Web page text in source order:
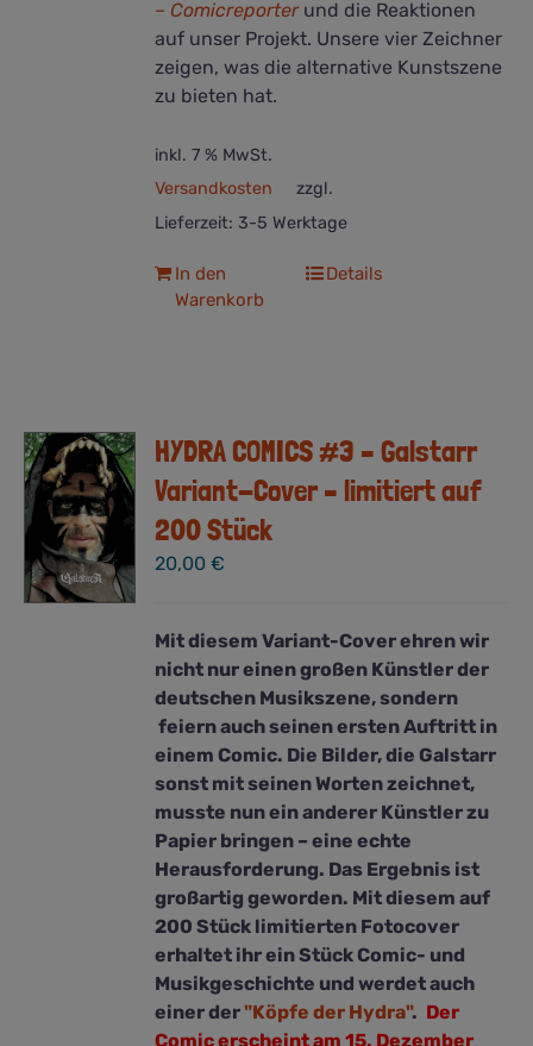
– Comicreporter und die Reaktionen
auf unser Projekt. Unsere vier Zeichner
zeigen, was die alternative Kunstszene
zu bieten hat.
inkl. 7 % MwSt.
zzgl.
Versandkosten
Lieferzeit: 3-5 Werktage
In den
Warenkorb
Details
HYDRA COMICS #3 – Galstarr
Variant-Cover – limitiert auf
200 Stück
20,00€
Mit diesem Variant-Cover ehren wir
nicht nur einen großen Künstler der
deutschen Musikszene, sondern
feiern auch seinen ersten Auftritt in
einem Comic. Die Bilder, die Galstarr
sonst mit seinen Worten zeichnet,
musste nun ein anderer Künstler zu
Papier bringen – eine echte
Herausforderung. Das Ergebnis ist
großartig geworden. Mit diesem auf
200 Stück limitierten Fotocover
erhaltet ihr ein Stück Comic- und
Musikgeschichte und werdet auch
einer der"Köpfe der Hydra". Der
Comic erscheint am 15. Dezember